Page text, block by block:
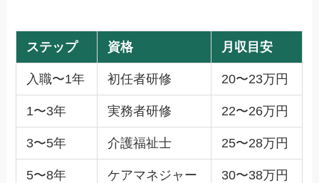
ステップ 資格 月収目安
入職〜1年 初任者研修 20〜23万円
1〜3年 実務者研修 22〜26万円
3〜5年 介護福祉士 25〜28万円
5〜8年 ケアマネジャー 30〜38万円